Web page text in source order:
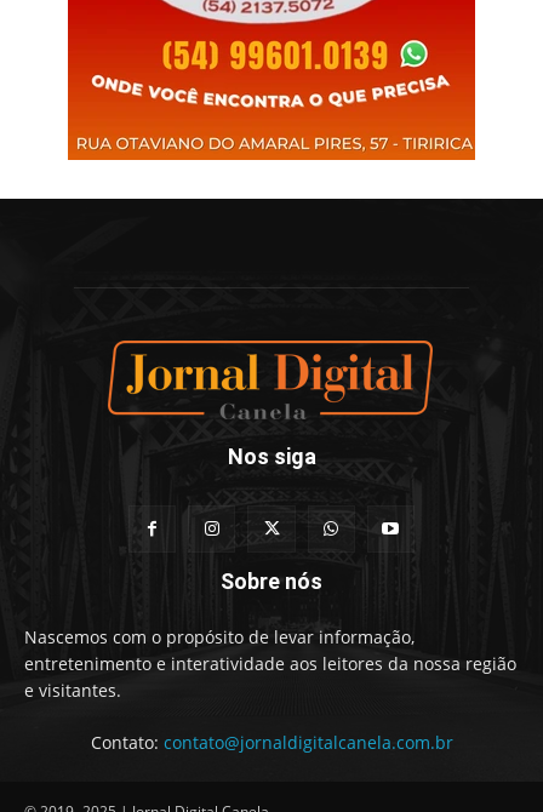
Nos siga
Sobre nós
Nascemos com o propósito de levar informação,
entretenimento e interatividade aos leitores da nossa região
e visitantes.
Contato: contato@jornaldigitalcanela.com.br